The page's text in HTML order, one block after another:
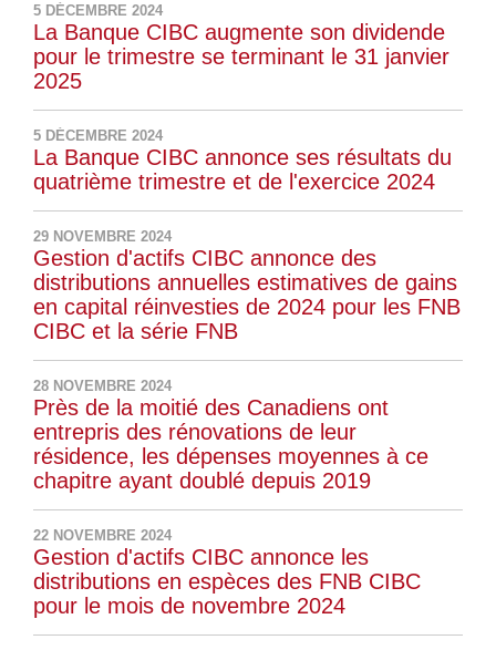
5 DÉCEMBRE 2024
La Banque CIBC augmente son dividende
pour le trimestre se terminant le 31 janvier
2025
5 DÉCEMBRE 2024
La Banque CIBC annonce ses résultats du
quatrième trimestre et de l'exercice 2024
29 NOVEMBRE 2024
Gestion d'actifs CIBC annonce des
distributions annuelles estimatives de gains
en capital réinvesties de 2024 pour les FNB
CIBC et la série FNB
28 NOVEMBRE 2024
Près de la moitié des Canadiens ont
entrepris des rénovations de leur
résidence, les dépenses moyennes à ce
chapitre ayant doublé depuis 2019
22 NOVEMBRE 2024
Gestion d'actifs CIBC annonce les
distributions en espèces des FNB CIBC
pour le mois de novembre 2024